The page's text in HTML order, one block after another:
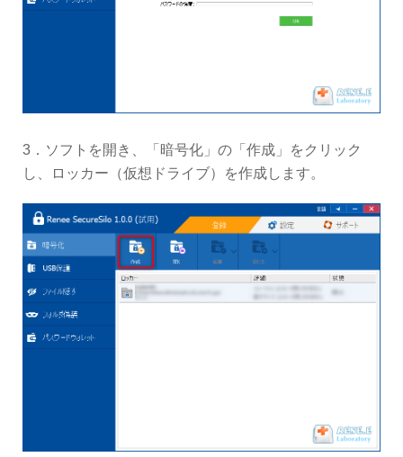
3．ソフトを開き、「暗号化」の「作成」をクリック
し、ロッカー（仮想ドライブ）を作成します。